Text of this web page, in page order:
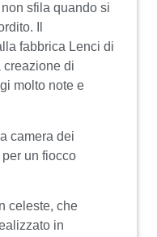
sfila quando si
Il
fabbrica Lenci di
creazione di
molto note e
camera dei
un fiocco
celeste, che
in